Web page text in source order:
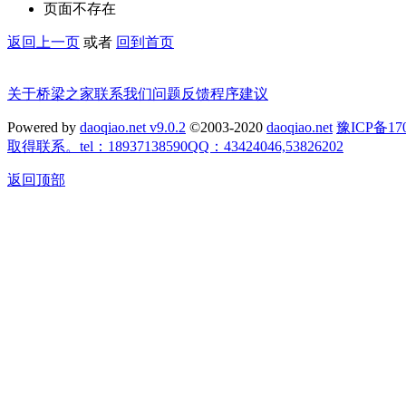
页面不存在
返回上一页 或者 回到首页
关于桥梁之家联系我们问题反馈程序建议
Powered by daoqiao.net v9.0.2 ©2003-2020 daoqiao.net 豫ICP备
取得联系。tel：18937138590QQ：43424046,53826202
返回顶部